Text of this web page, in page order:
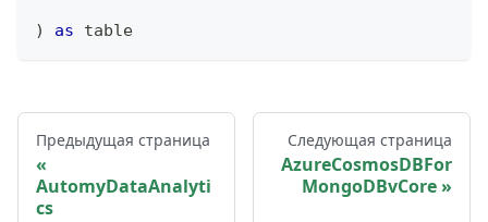
) as table
Предыдущая страница
AutomyDataAnalyti
cs
Следующая страница
AzureCosmosDBFor
MongoDBvCore